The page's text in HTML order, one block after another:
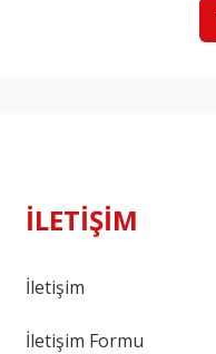
İLETİŞİM
İletişim
İletişim Formu